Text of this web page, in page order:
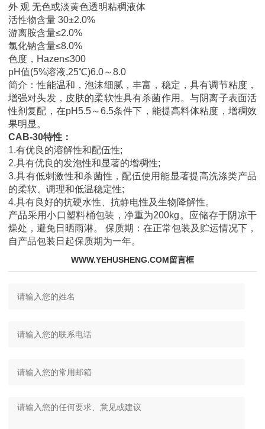
外 观 无色或淡黄色透明粘稠液体
活性物含量 30±2.0%
游离胺含量≤2.0%
氯化钠含量≤8.0%
色度，Hazen≤300
pH值(5%溶液,25℃)6.0～8.0
简介：性能温和，泡沫细腻，丰富，稳定，具有调节粘度，
增强对头发，皮肤的柔软性具有杀菌作用。与阴离子表面活
性剂复配，在pH5.5～6.5条件下，能提高料体粘度，增稠效
果明显。
CAB-30特性：
1.有优良的溶解性和配伍性;
2.具有优良的发泡性和显著的增稠性;
3.具有低刺激性和杀菌性，配伍使用能显著提高洗涤类产品
的柔软、调理和低温稳定性;
4.具有良好的抗硬水性、抗静电性及生物降解性。
产品采用小口塑料桶包装，净重为200kg。应储存于阴凉干
燥处，避免日晒雨淋。 保质期：在正常包装及贮运情况下，
自产品包装日起保质期为一年。
WWW.YEHUSHENG.COM留言框